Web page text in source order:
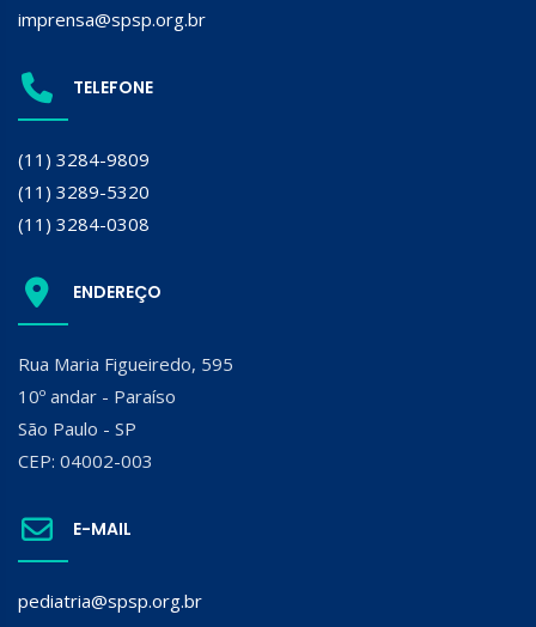
imprensa@spsp.org.br
TELEFONE
(11) 3284-9809
(11) 3289-5320
(11) 3284-0308
ENDEREÇO
Rua Maria Figueiredo, 595
10º andar - Paraíso
São Paulo - SP
CEP: 04002-003
E-MAIL
pediatria@spsp.org.br